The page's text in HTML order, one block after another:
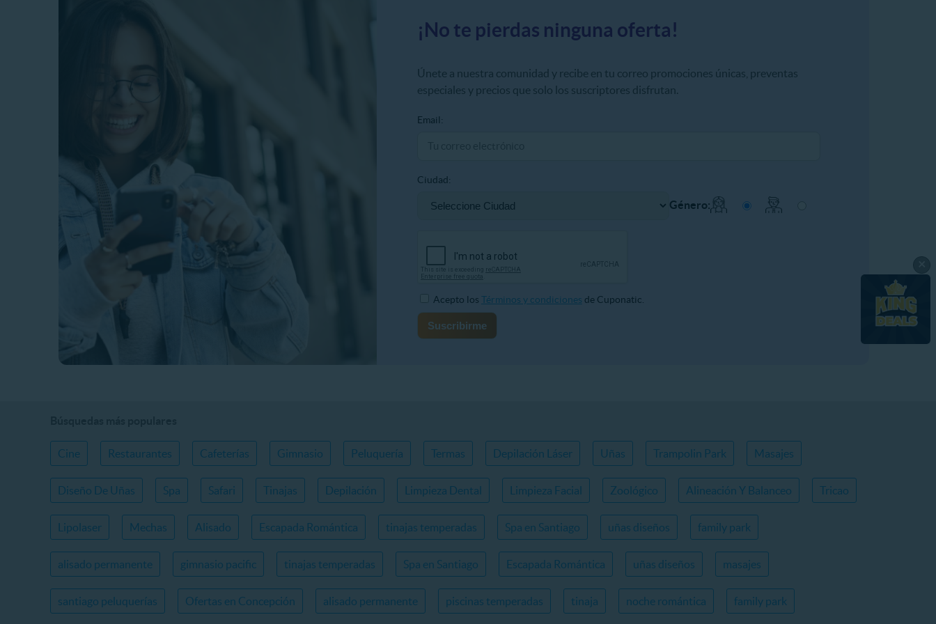
¡No te pierdas ninguna oferta!
Únete a nuestra comunidad y recibe en tu correo promociones únicas, preventas
especiales y precios que solo los suscriptores disfrutan.
Email:
Ciudad:
Género:
Acepto los Términos y condiciones de Cuponatic.
Cine Restaurantes Cafeterías Gimnasio Peluquería Termas Depilación Láser Uñas Trampolin Park Masajes
Diseño De Uñas Spa Safari Tinajas Depilación Limpieza Dental Limpieza Facial Zoológico Alineación Y Balanceo Tricao
Lipolaser Mechas Alisado Escapada Romántica tinajas temperadas Spa en Santiago uñas diseños family park
alisado permanente gimnasio pacific tinajas temperadas Spa en Santiago Escapada Romántica uñas diseños masajes
santiago peluquerías Ofertas en Concepción alisado permanente piscinas temperadas tinaja noche romántica family park